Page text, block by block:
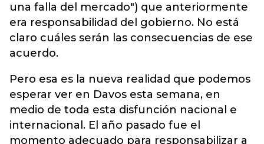
una falla del mercado") que anteriormente
era responsabilidad del gobierno. No está
claro cuáles serán las consecuencias de ese
acuerdo.
Pero esa es la nueva realidad que podemos
esperar ver en Davos esta semana, en
medio de toda esta disfunción nacional e
internacional. El año pasado fue el
momento adecuado para responsabilizar a